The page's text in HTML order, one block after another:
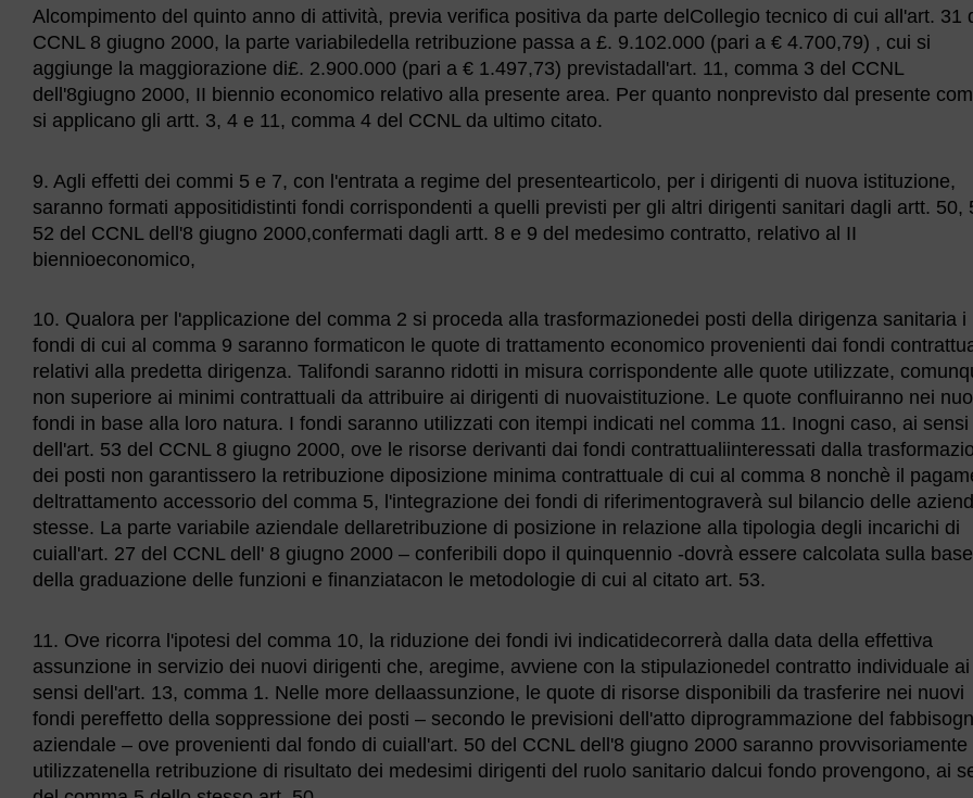
Alcompimento del quinto anno di attività, previa verifica positiva da parte delCollegio tecnico di cui all'art. 31
CCNL 8 giugno 2000, la parte variabiledella retribuzione passa a £. 9.102.000 (pari a € 4.700,79) , cui si
aggiunge la maggiorazione di£. 2.900.000 (pari a € 1.497,73) previstadall'art. 11, comma 3 del CCNL
dell'8giugno 2000, II biennio economico relativo alla presente area. Per quanto nonprevisto dal presente
si applicano gli artt. 3, 4 e 11, comma 4 del CCNL da ultimo citato.
9. Agli effetti dei commi 5 e 7, con l'entrata a regime del presentearticolo, per i dirigenti di nuova istituzione,
saranno formati appositidistinti fondi corrispondenti a quelli previsti per gli altri dirigenti sanitari dagli artt. 50,
52 del CCNL dell'8 giugno 2000,confermati dagli artt. 8 e 9 del medesimo contratto, relativo al II
biennioeconomico,
10. Qualora per l'applicazione del comma 2 si proceda alla trasformazionedei posti della dirigenza sanitaria i
fondi di cui al comma 9 saranno formaticon le quote di trattamento economico provenienti dai fondi
relativi alla predetta dirigenza. Talifondi saranno ridotti in misura corrispondente alle quote utilizzate,
non superiore ai minimi contrattuali da attribuire ai dirigenti di nuovaistituzione. Le quote confluiranno nei
fondi in base alla loro natura. I fondi saranno utilizzati con itempi indicati nel comma 11. Inogni caso, ai sensi
dell'art. 53 del CCNL 8 giugno 2000, ove le risorse derivanti dai fondi contrattualiinteressati dalla
dei posti non garantissero la retribuzione diposizione minima contrattuale di cui al comma 8 nonchè il
deltrattamento accessorio del comma 5, l'integrazione dei fondi di riferimentograverà sul bilancio delle
stesse. La parte variabile aziendale dellaretribuzione di posizione in relazione alla tipologia degli incarichi di
cuiall'art. 27 del CCNL dell' 8 giugno 2000 – conferibili dopo il quinquennio -dovrà essere calcolata sulla base
della graduazione delle funzioni e finanziatacon le metodologie di cui al citato art. 53.
11. Ove ricorra l'ipotesi del comma 10, la riduzione dei fondi ivi indicatidecorrerà dalla data della effettiva
assunzione in servizio dei nuovi dirigenti che, aregime, avviene con la stipulazionedel contratto individuale ai
sensi dell'art. 13, comma 1. Nelle more dellaassunzione, le quote di risorse disponibili da trasferire nei nuovi
fondi pereffetto della soppressione dei posti – secondo le previsioni dell'atto diprogrammazione del
aziendale – ove provenienti dal fondo di cuiall'art. 50 del CCNL dell'8 giugno 2000 saranno provvisoriamente
utilizzatenella retribuzione di risultato dei medesimi dirigenti del ruolo sanitario dalcui fondo provengono, ai